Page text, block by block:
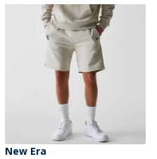
New Era